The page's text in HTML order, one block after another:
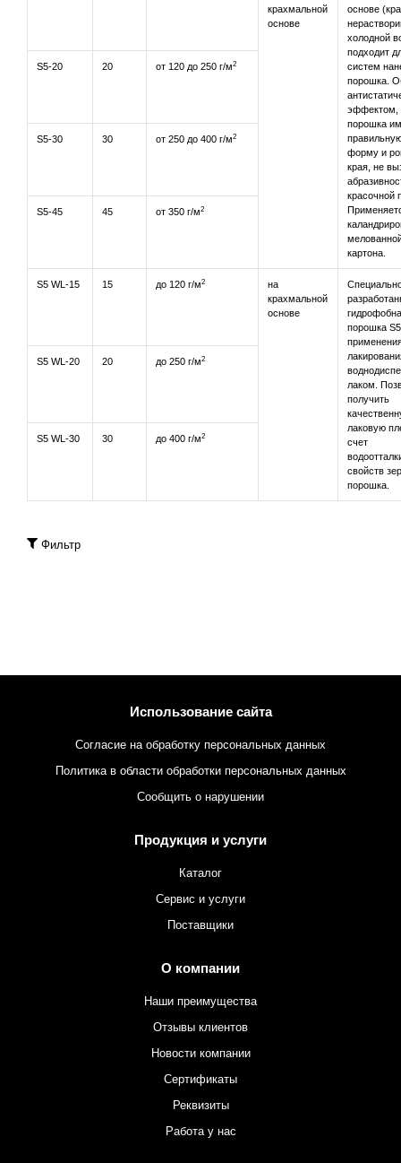
крахмальной
основе
основе
холодной
подходит
систем
порошка.
эффектом,
порошка
форму и
края, не
красочной
картона.
S5-20 20 от 120 до 250 г/м2
S5-30 30 от 250 до 400 г/м2
S5-45 45 от 350 г/м2
S5 WL-15 15 до 120 г/м2
на
крахмальной
основе
порошка
лаком.
получить
лаковую
счет
свойств
порошка.
S5 WL-20 20 до 250 г/м2
S5 WL-30 30 до 400 г/м2
Фильтр
Использование сайта
Согласие на обработку персональных данных
Политика в области обработки персональных данных
Сообщить о нарушении
Продукция и услуги
Каталог
Сервис и услуги
Поставщики
О компании
Наши преимущества
Отзывы клиентов
Новости компании
Сертификаты
Реквизиты
Работа у нас